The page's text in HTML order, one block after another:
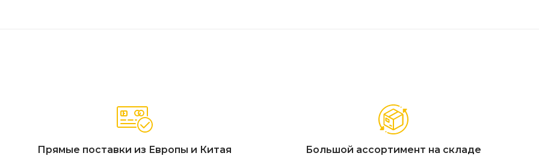
Прямые поставки из Европы и Китая Большой ассортимент на складе